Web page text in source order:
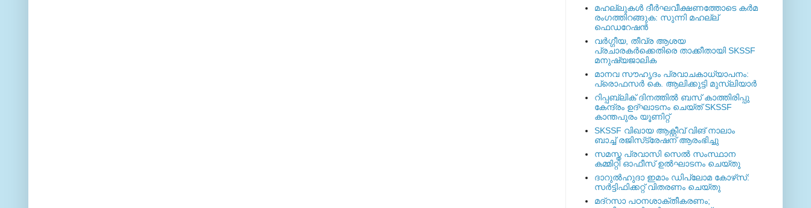
മഹല്ലുകള്‍ ദീര്‍ഘവീക്ഷണത്തോടെ കര്‍മ
രംഗത്തിറങ്ങുക: സുന്നി മഹല്ല്
ഫെഡറേഷന്‍
വര്‍ഗ്ഗീയ, തീവ്ര ആശയ
പ്രചാരകര്‍ക്കെതിരെ താക്കീതായി SKSSF
മനുഷ്യജാലിക
മാനവ സൗഹൃദം പ്രവാചകാധ്യാപനം:
പ്രൊഫസർ കെ. ആലിക്കുട്ടി മുസ്ലിയാർ
റിപ്പബ്ലിക് ദിനത്തില്‍ ബസ് കാത്തിരിപ്പു
കേന്ദ്രം ഉദ്ഘാടനം ചെയ്ത്‌ SKSSF
കാന്തപുരം യൂണിറ്റ്
SKSSF വിഖായ ആക്റ്റീവ് വിങ് നാലാം
ബാച്ച് രജിസ്‌ട്രേഷന് ആരംഭിച്ചു
സമസ്ത പ്രവാസി സെല്‍ സംസ്ഥാന
കമ്മിറ്റി ഓഫീസ് ഉല്‍ഘാടനം ചെയ്തു
ദാറുല്‍ഹുദാ ഇമാം ഡിപ്ലോമ കോഴ്‌സ്:
സര്‍ട്ടിഫിക്കറ്റ് വിതരണം ചെയ്തു
മദ്‌റസാ പഠനശാക്തീകരണം;